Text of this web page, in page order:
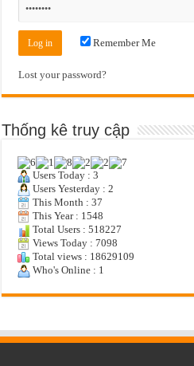
Remember Me
Lost your password?
Thống kê truy cập
Users Today : 3
Users Yesterday : 2
This Month : 37
This Year : 1548
Total Users : 518227
Views Today : 7098
Total views : 18629109
Who's Online : 1